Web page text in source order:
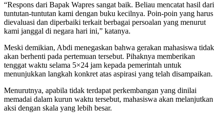
“Respons dari Bapak Wapres sangat baik. Beliau mencatat hasil dari
tuntutan-tuntutan kami dengan buku kecilnya. Poin-poin yang harus
dievaluasi dan diperbaiki terkait berbagai persoalan yang menurut
kami janggal di negara hari ini,” katanya.
Meski demikian, Abdi menegaskan bahwa gerakan mahasiswa tidak
akan berhenti pada pertemuan tersebut. Pihaknya memberikan
tenggat waktu selama 5×24 jam kepada pemerintah untuk
menunjukkan langkah konkret atas aspirasi yang telah disampaikan.
Menurutnya, apabila tidak terdapat perkembangan yang dinilai
memadai dalam kurun waktu tersebut, mahasiswa akan melanjutkan
aksi dengan skala yang lebih besar.